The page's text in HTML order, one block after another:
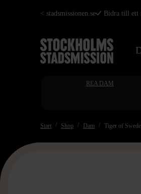
Hoppa
huvudinnehåll
< stadsmissionen.se Bidra till ett
REA DAM
Start Shop Dam Tiger of